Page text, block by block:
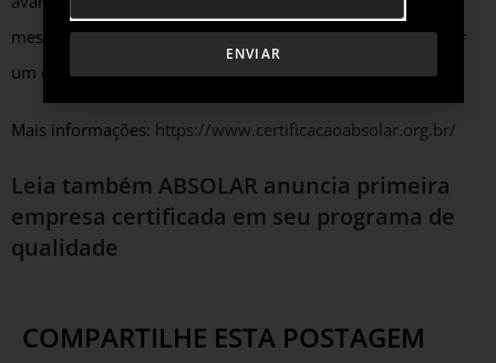
meses e as empresas podem solicitar ingresso em qualquer
um dos níveis previstos.
Mais informações: https://www.certificacaoabsolar.org.br/
Leia também ABSOLAR anuncia primeira
empresa certificada em seu programa de
qualidade
COMPARTILHE ESTA POSTAGEM
ENVIAR